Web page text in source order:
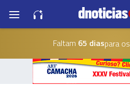
Faltam 65 diaspara os